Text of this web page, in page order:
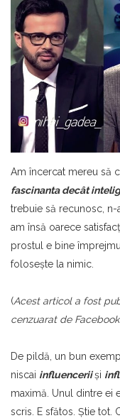
Am încercat mereu să
fascinanta decât
trebuie să recunosc, n-
am însă oarece
prostul e bine
foloseşte la nimic.
(Acest articol a fost
cenzuarat de
De pildă, un bun
niscai influenceriişi
maximă. Unul dintre ei
scris. E sfătos. Ştie tot.